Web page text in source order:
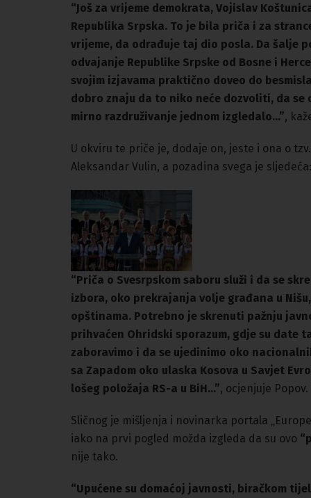
“Još za vrijeme demokrata, Vojislav
Republika Srpska. To je bila priča i za
vrijeme, da odrađuje taj dio posla. Da šalje
odvajanje Republike Srpske od Bosne i
svojim izjavama praktično doveo do
dobro znaju da to niko neće dozvoliti, da se
mirno razdruživanje jednom izgledalo…”,
U okviru te priče je, dodaje on, jeste i ona o
Aleksandar Vulin, a pozadina svega je sljedeća:
“Priča o Svesrpskom saboru služi i da se
izbora, oko prekrajanja volje građana u
opštinama. Potrebno je skrenuti pažnju
prihvaćen Ohridski sporazum, gdje su date
zaboravimo i da se ujedinimo oko
sa Zapadom oko ulaska Kosova u Savjet
lošeg položaja RS-a u BiH…”, ocjenjuje Popov.
Sličnog je mišljenja i novinarka portala
iako na prvi pogled možda izgleda da su ovo
nije tako.
“Upućene su domaćoj javnosti, biračkom